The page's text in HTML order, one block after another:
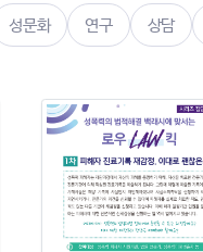
생존자 역량강화
여성·인권·국제연대
성문화 연구 상담